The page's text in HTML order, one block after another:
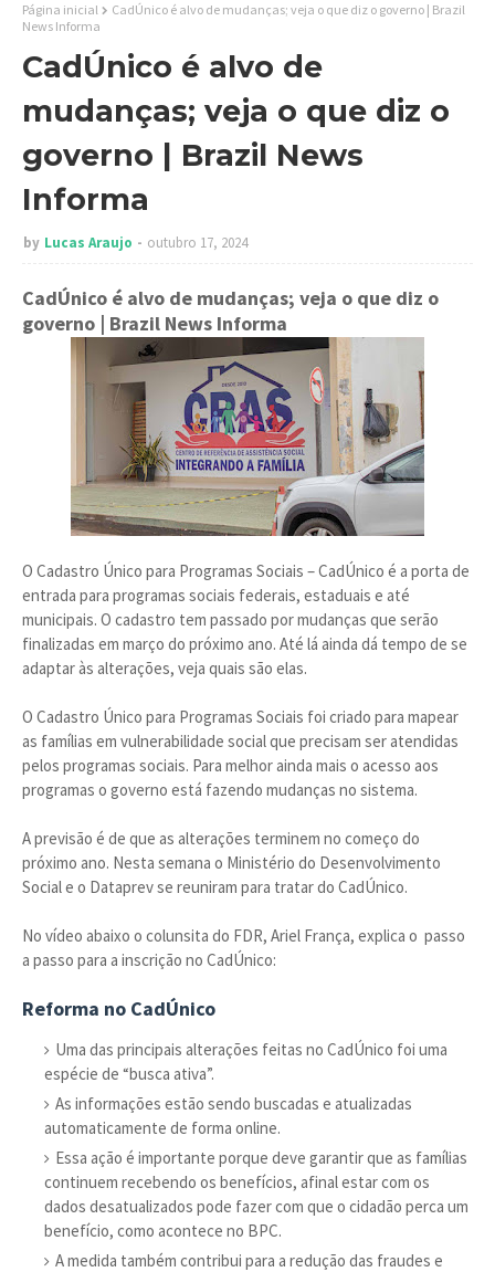
Página inicial
CadÚnico é alvo de mudanças; veja o que diz o governo | Brazil
News Informa
CadÚnico é alvo de
mudanças; veja o que diz o
governo | Brazil News
Informa
by Lucas Araujo outubro 17, 2024
CadÚnico é alvo de mudanças; veja o que diz o
governo | Brazil News Informa
O Cadastro Único para Programas Sociais – CadÚnico é a porta de
entrada para programas sociais federais, estaduais e até
municipais. O cadastro tem passado por mudanças que serão
finalizadas em março do próximo ano. Até lá ainda dá tempo de se
adaptar às alterações, veja quais são elas.
O Cadastro Único para Programas Sociais foi criado para mapear
as famílias em vulnerabilidade social que precisam ser atendidas
pelos programas sociais. Para melhor ainda mais o acesso aos
programas o governo está fazendo mudanças no sistema.
A previsão é de que as alterações terminem no começo do
próximo ano. Nesta semana o Ministério do Desenvolvimento
Social e o Dataprev se reuniram para tratar do CadÚnico.
No vídeo abaixo o colunsita do FDR, Ariel França, explica o passo
a passo para a inscrição no CadÚnico:
Reforma no CadÚnico
Uma das principais alterações feitas no CadÚnico foi uma
espécie de “busca ativa”.
As informações estão sendo buscadas e atualizadas
automaticamente de forma online.
Essa ação é importante porque deve garantir que as famílias
continuem recebendo os benefícios, afinal estar com os
dados desatualizados pode fazer com que o cidadão perca um
benefício, como acontece no BPC.
A medida também contribui para a redução das fraudes e